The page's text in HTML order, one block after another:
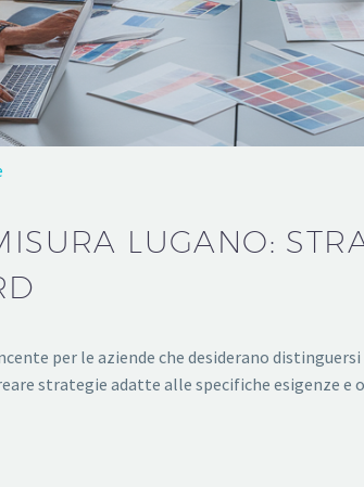
LUGANO:
per le aziende che desiderano
strategie adatte alle specifiche esigenze